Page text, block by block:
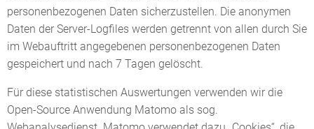
personenbezogenen Daten sicherzustellen. Die anonymen
Daten der Server-Logfiles werden getrennt von allen durch Sie
im Webauftritt angegebenen personenbezogenen Daten
gespeichert und nach 7 Tagen gelöscht.
Für diese statistischen Auswertungen verwenden wir die
Open-Source Anwendung Matomo als sog.